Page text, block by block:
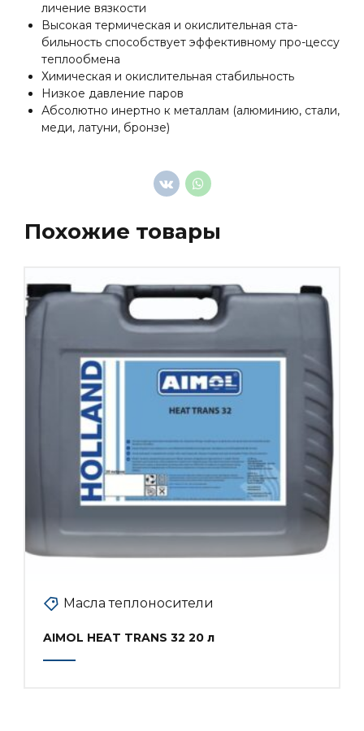
личение вязкости
Высокая термическая и окислительная ста-
бильность способствует эффективному про-цессу
теплообмена
Химическая и окислительная стабильность
Низкое давление паров
Абсолютно инертно к металлам (алюминию, стали,
меди, латуни, бронзе)
Похожие товары
Масла теплоносители
AIMOL HEAT TRANS 32 20 л